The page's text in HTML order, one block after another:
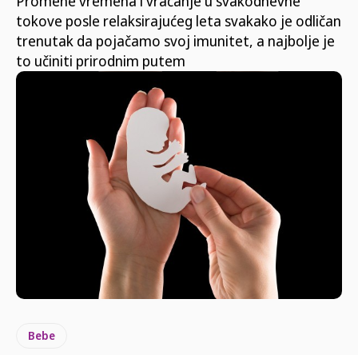
tokove posle relaksirajućeg leta svakako je odličan
trenutak da pojačamo svoj imunitet, a najbolje je
to učiniti prirodnim putem
Bebe